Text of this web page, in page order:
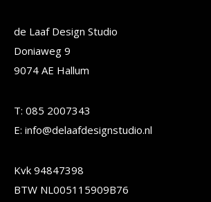
Deze
optie
kan
worden
de
productpagina
de Laaf Design Studio
Doniaweg 9
9074 AE Hallum
T: 085 2007343
E: info@delaafdesignstudio.nl
Kvk 94847398
BTW NL005115909B76